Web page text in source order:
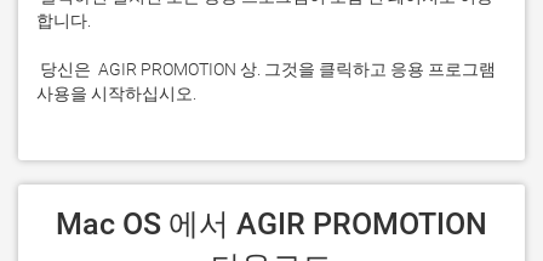
사용을 시작하십시오.